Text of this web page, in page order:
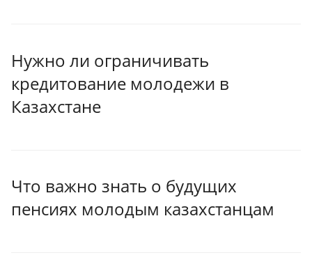
Нужно ли ограничивать
кредитование молодежи в
Казахстане
Что важно знать о будущих
пенсиях молодым казахстанцам